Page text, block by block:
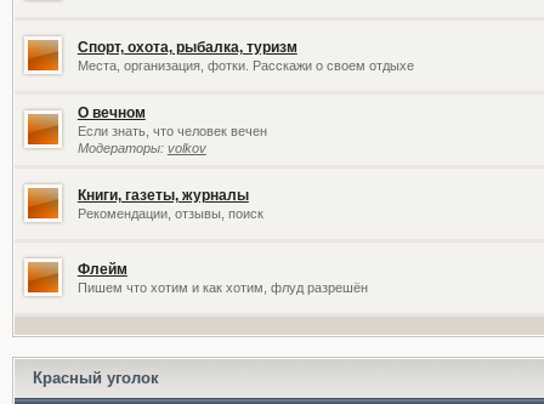
Спорт, охота, рыбалка, туризм
Места, организация, фотки. Расскажи о своем отдыхе
О вечном
Если знать, что человек вечен
Модераторы: volkov
Книги, газеты, журналы
Рекомендации, отзывы, поиск
Флейм
Пишем что хотим и как хотим, флуд разрешён
Красный уголок